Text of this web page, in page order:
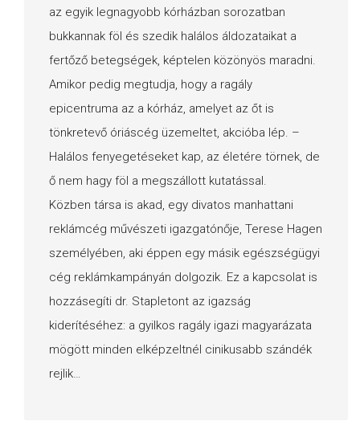
az egyik legnagyobb kórházban sorozatban
bukkannak föl és szedik halálos áldozataikat a
fertőző betegségek, képtelen közönyös maradni.
Amikor pedig megtudja, hogy a ragály
epicentruma az a kórház, amelyet az őt is
tönkretevő óriáscég üzemeltet, akcióba lép. –
Halálos fenyegetéseket kap, az életére törnek, de
ő nem hagy föl a megszállott kutatással.
Közben társa is akad, egy divatos manhattani
reklámcég művészeti igazgatónője, Terese Hagen
személyében, aki éppen egy másik egészségügyi
cég reklámkampányán dolgozik. Ez a kapcsolat is
hozzásegíti dr. Stapletont az igazság
kiderítéséhez: a gyilkos ragály igazi magyarázata
mögött minden elképzeltnél cinikusabb szándék
rejlik…